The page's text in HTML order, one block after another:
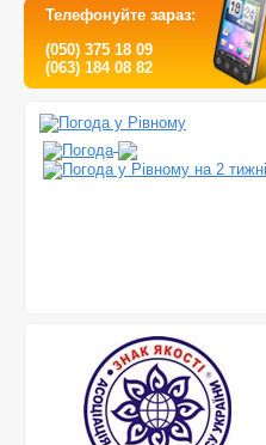
Телефонуйте зараз:
(050) 375 18 09
(063) 184 08 82